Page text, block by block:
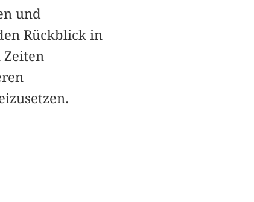
und
Rückblick in
Zeiten